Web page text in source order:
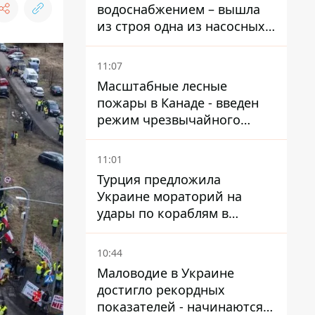
водоснабжением – вышла
из строя одна из насосных
станций
11:07
Масштабные лесные
пожары в Канаде - введен
режим чрезвычайного
положения, выехали более
20 тысяч человек
11:01
Турция предложила
Украине мораторий на
удары по кораблям в
Черном море
10:44
Маловодие в Украине
достигло рекордных
показателей - начинаются